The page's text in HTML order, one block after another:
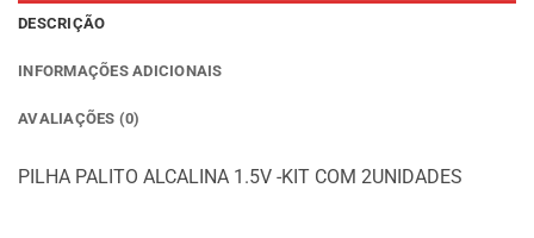
DESCRIÇÃO
INFORMAÇÕES ADICIONAIS
AVALIAÇÕES (0)
PILHA PALITO ALCALINA 1.5V -KIT COM 2UNIDADES